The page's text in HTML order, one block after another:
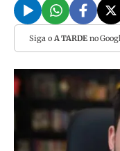
Siga o A TARDEno